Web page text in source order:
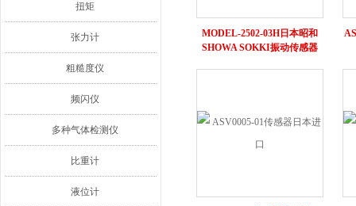
扭矩
张力计
粗糙度仪
频闪仪
多种气体检测仪
比重计
液位计
MODEL-2502-03H日本昭和
SHOWA SOKKI振动传感器